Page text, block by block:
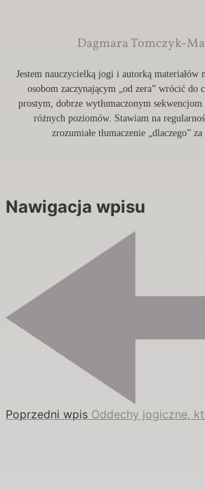
Dagmara Tomczyk-
Jestem nauczycielką jogi i autorką materiałów
osobom zaczynającym „od zera” wrócić do
prostym, dobrze wytłumaczonym
różnych poziomów. Stawiam na
zrozumiałe tłumaczenie „dlaczego”
Nawigacja wpisu
Poprzedni wpis Oddechy jogiczne,